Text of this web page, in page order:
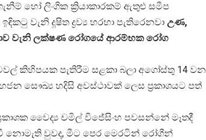
හෝ ලිංගික ක්‍රියාකාරකම් ඇතුළු සමීප
වැනි දූෂිත ද්‍රව්‍ය හරහා පැතිරෙනවා උණ,
වැනි ලක්ෂණ රෝගයේ ආරම්භක රෝග
කිහිපයක පැතිරීම සළකා බලා අගෝස්තු 14 වන
සෞඛ්‍ය හදිසි අවස්ථාවක් ලෙස ප්‍රකාශයට පත්
වෛද්‍ය චමිල් විජේසිංහ පවසන්නේ මෑතදී
වී නොමැති වුවද, මීට පෙර මෙරටින් රෝගීන්